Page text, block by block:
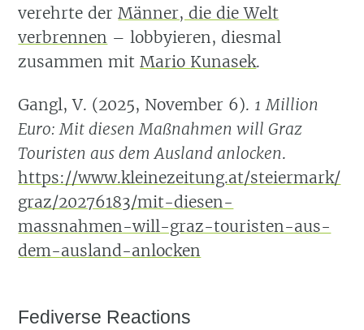
verehrte derMänner, die die Welt
verbrennen – lobbyieren, diesmal
zusammen mitMario Kunasek.
Gangl, V. (2025, November 6). 1 Million
Euro: Mit diesen Maßnahmen will Graz
Touristen aus dem Ausland anlocken.
https://www.kleinezeitung.at/steiermark/
graz/20276183/mit-diesen-
massnahmen-will-graz-touristen-aus-
dem-ausland-anlocken
Fediverse Reactions